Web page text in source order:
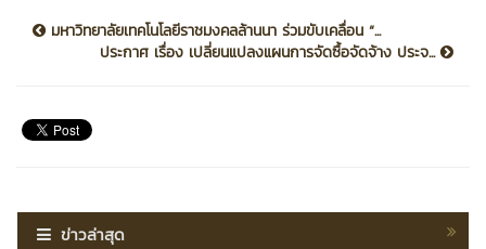
มหาวิทยาลัยเทคโนโลยีราชมงคลล้านนา ร่วมขับเคลื่อน “...
ประกาศ เรื่อง เปลี่ยนแปลงแผนการจัดซื้อจัดจ้าง ประจ...
ข่าวล่าสุด